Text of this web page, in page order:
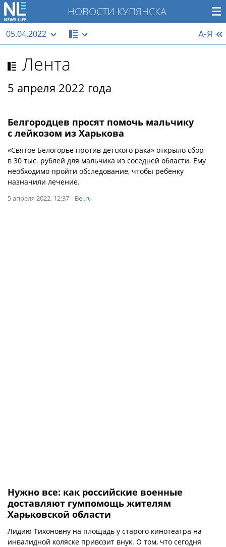
НОВОСТИ КУПЯНСКА
05.04.2022 А-Я
Лента
5 апреля 2022 года
Белгородцев просят помочь мальчику
с лейкозом из Харькова
«Святое Белогорье против детского рака» открыло сбор
в 30 тыс. рублей для мальчика из соседней области. Ему
необходимо пройти обследование, чтобы ребёнку
назначили лечение.
5 апреля 2022, 12:37 Bel.ru
Нужно все: как российские военные
доставляют гумпомощь жителям
Харьковской области
Лидию Тихоновну на площадь у старого кинотеатра на
инвалидной коляске привозит внук. О том, что сегодня